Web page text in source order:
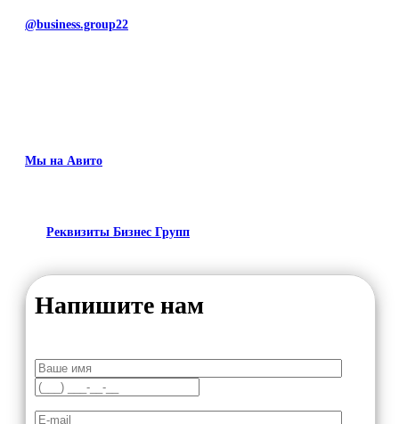
@business.group22
Мы на Авито
Реквизиты Бизнес Групп
Напишите нам